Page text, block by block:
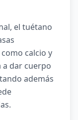
el tuétano
calcio y
a dar cuerpo
además